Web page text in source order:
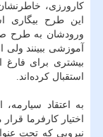
كارورزی،
این طرح بیگاری
ورودشان به طرح
آموزشی ببینند ولی
بیشتری برای فارغ
استقبال كرده‌اند.
به اعتقاد
اختیار كارفرما
نیرویی كه تحت